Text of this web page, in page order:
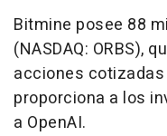
Bitmine posee 88
(NASDAQ: ORBS),
acciones
proporciona a los
a OpenAI.